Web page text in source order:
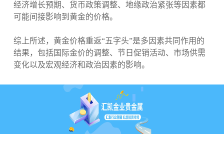
经济增长预期、货币政策调整、地缘政治紧张等因素都
可能间接影响到黄金的价格。
综上所述，黄金价格重返“五字头”是多因素共同作用的
结果，包括国际金价的调整、节日促销活动、市场供需
变化以及宏观经济和政治因素的影响。